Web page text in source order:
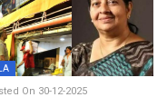
On 30-12-2025